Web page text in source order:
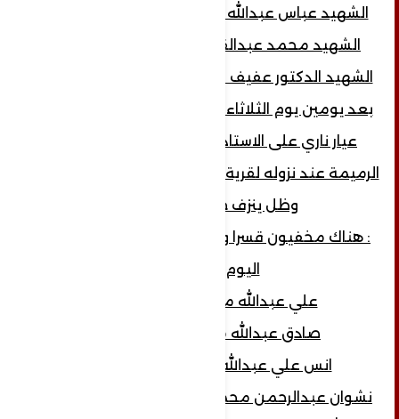
الشهيد عباس عبدالله محمد سعيد الرميمة
الشهيد محمد عبدالقوي عبدالله الرميمة
الشهيد الدكتور عفيف عبدالله محمد الرميمة
عيار ناري على الاستاذ عبدالله عبدالرحمن
الرميمة عند نزوله لقرية ذي عنقب لزيارة الاسرى
وظل ينزف حتى الموت
: هناك مخفيون قسرا ولا يزالون مختفين حتى
اليوم وهم
علي عبدالله محمد الرميمة
صادق عبدالله محمد الرميمة
انس علي عبدالله محمد الرميمة
نشوان عبدالرحمن محمد عبدالصمد الرميمة